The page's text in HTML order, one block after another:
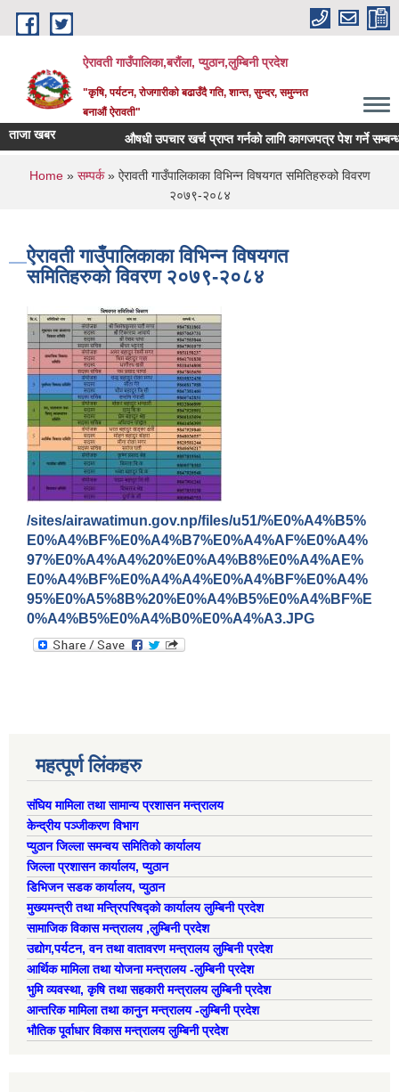
Skip to main content
ऐरावती गाउँपालिका,बरौंला, प्युठान,लुम्बिनी प्रदेश
"कृषि, पर्यटन, रोजगारीको बढाउँदै गति, शान्त, सुन्दर, समुन्नत
बनाऔं ऐरावती"
ताजा खबर औषधी उपचार खर्च प्राप्त गर्नको लागि कागजपत्र पेश गर्ने सम्बन्धमा
You are here
Home» सम्पर्क» ऐरावती गाउँपालिकाका विभिन्न विषयगत समितिहरुको विवरण
२०७९-२०८४
ऐरावती गाउँपालिकाका विभिन्न विषयगत
समितिहरुको विवरण २०७९-२०८४
/sites/airawatimun.gov.np/files/u51/%E0%A4%B5%
E0%A4%BF%E0%A4%B7%E0%A4%AF%E0%A4%
97%E0%A4%A4%20%E0%A4%B8%E0%A4%AE%
E0%A4%BF%E0%A4%A4%E0%A4%BF%E0%A4%
95%E0%A5%8B%20%E0%A4%B5%E0%A4%BF%E
0%A4%B5%E0%A4%B0%E0%A4%A3.JPG
महत्पूर्ण लिंकहरु
संघिय मामिला तथा सामान्य प्रशासन मन्त्रालय
केन्द्रीय पञ्जीकरण विभाग
प्युठान जिल्ला समन्वय समितिको कार्यालय
जिल्ला प्रशासन कार्यालय, प्युठान
डिभिजन सडक कार्यालय, प्युठान
मुख्यमन्त्री तथा मन्त्रिपरिषद्को कार्यालय लुम्बिनी प्रदेश
सामाजिक विकास मन्त्रालय ,लुम्बिनी प्रदेश
उद्याेग,पर्यटन, वन तथा वातावरण मन्त्रालय लुम्बिनी प्रदेश
आर्थिक मामिला तथा योजना मन्त्रालय -लुम्बिनी प्रदेश
भुमि व्यवस्था, कृषि तथा सहकारी मन्त्रालय लुम्बिनी प्रदेश
आन्तरिक मामिला तथा कानुन मन्त्रालय -लुम्बिनी प्रदेश
भौतिक पूर्वाधार विकास मन्त्रालय लुम्बिनी प्रदेश